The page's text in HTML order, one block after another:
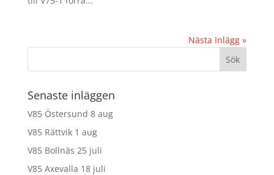
Nästa Inlägg »
Senaste inläggen
V85 Östersund 8 aug
V85 Rättvik 1 aug
V85 Bollnäs 25 juli
V85 Axevalla 18 juli